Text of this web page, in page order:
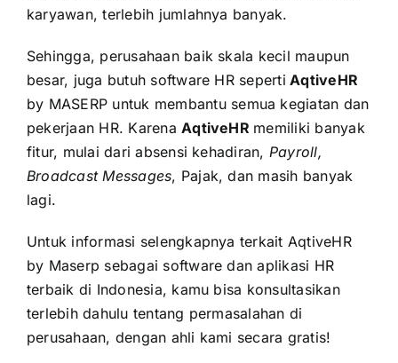
karyawan, terlebih jumlahnya banyak.
Sehingga, perusahaan baik skala kecil maupun
besar, juga butuh software HRseperti AqtiveHR
by MASERP untuk membantu semua kegiatan dan
pekerjaan HR. KarenaAqtiveHR memiliki banyak
fitur, mulai dari absensi kehadiran, Payroll,
Broadcast Messages, Pajak, dan masih banyak
lagi.
Untuk informasi selengkapnya terkait AqtiveHR
by Maserp sebagai software dan aplikasi HR
terbaik di Indonesia, kamu bisa konsultasikan
terlebih dahulu tentang permasalahan di
perusahaan, dengan ahli kami secara gratis!